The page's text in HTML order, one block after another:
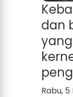
dan
Rabu, 5